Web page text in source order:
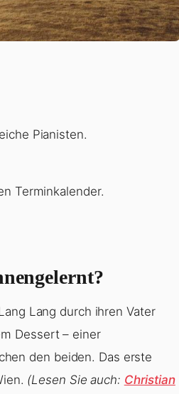
Pianisten.
Terminkalender.
Lang durch ihren Vater
Dessert – einer
den beiden. Das erste
(Lesen Sie auch: Christian